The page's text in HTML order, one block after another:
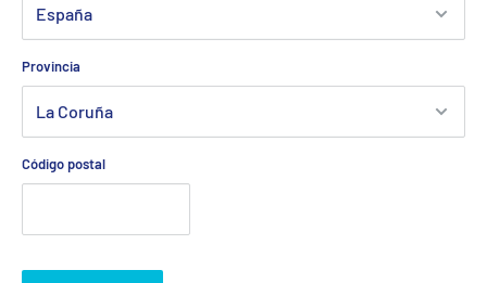
Provincia
Código postal